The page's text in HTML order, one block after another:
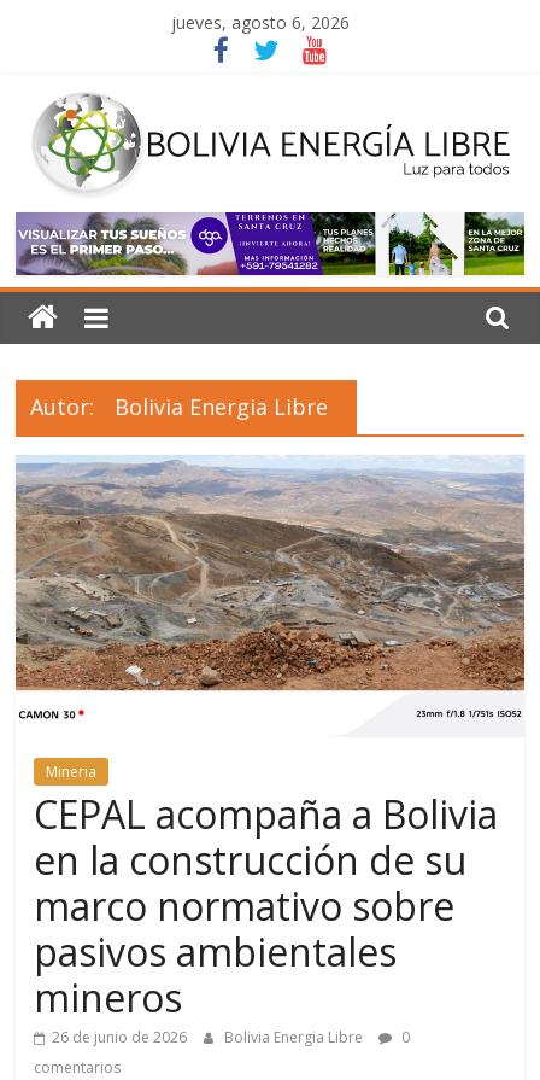
jueves, agosto 6, 2026
Bolivia
Energía
Libre
Luz
para
todos
Autor: Bolivia Energia Libre
Mineria
CEPAL acompaña a Bolivia
en la construcción de su
marco normativo sobre
pasivos ambientales
mineros
26 de junio de 2026 Bolivia Energia Libre
0
comentarios